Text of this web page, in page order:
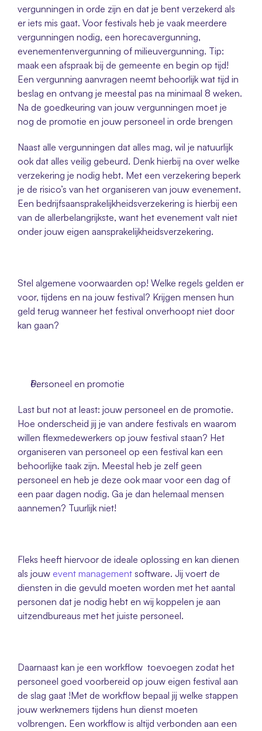
vergunningen in orde zijn en dat je bent verzekerd als
er iets mis gaat. Voor festivals heb je vaak meerdere
vergunningen nodig, een horecavergunning,
evenementenvergunning of milieuvergunning. Tip:
maak een afspraak bij de gemeente en begin op tijd!
Een vergunning aanvragen neemt behoorlijk wat tijd in
beslag en ontvang je meestal pas na minimaal 8 weken.
Na de goedkeuring van jouw vergunningen moet je
nog de promotie en jouw personeel in orde brengen
Naast alle vergunningen dat alles mag, wil je natuurlijk
ook dat alles veilig gebeurd. Denk hierbij na over welke
verzekering je nodig hebt. Met een verzekering beperk
je de risico’s van het organiseren van jouw evenement.
Een bedrijfsaansprakelijkheidsverzekering is hierbij een
van de allerbelangrijkste, want het evenement valt niet
onder jouw eigen aansprakelijkheidsverzekering.
Stel algemene voorwaarden op! Welke regels gelden er
voor, tijdens en na jouw festival? Krijgen mensen hun
geld terug wanneer het festival onverhoopt niet door
kan gaan?
Personeel en promotie
Last but not at least: jouw personeel en de promotie.
Hoe onderscheid jij je van andere festivals en waarom
willen flexmedewerkers op jouw festival staan? Het
organiseren van personeel op een festival kan een
behoorlijke taak zijn. Meestal heb je zelf geen
personeel en heb je deze ook maar voor een dag of
een paar dagen nodig. Ga je dan helemaal mensen
aannemen? Tuurlijk niet!
Fleks heeft hiervoor de ideale oplossing en kan dienen
als jouw event management software. Jij voert de
diensten in die gevuld moeten worden met het aantal
personen dat je nodig hebt en wij koppelen je aan
uitzendbureaus met het juiste personeel.
Daarnaast kan je een workflow  toevoegen zodat het
personeel goed voorbereid op jouw eigen festival aan
de slag gaat !Met de workflow bepaal jij welke stappen
jouw werknemers tijdens hun dienst moeten
volbrengen. Een workflow is altijd verbonden aan een